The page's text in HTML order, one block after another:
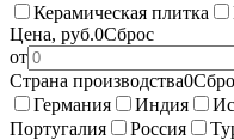
Керамическая плитка
Цена, руб.0Сброс
от
Страна производства0
Германия
Индия
Португалия
Россия